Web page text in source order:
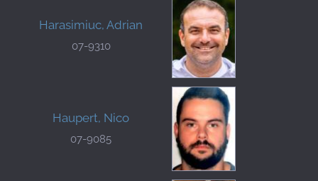
Harasimiuc, Adrian
07-9310
Haupert, Nico
07-9085